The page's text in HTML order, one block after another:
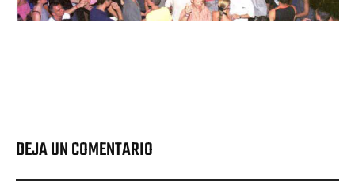
DEJA UN COMENTARIO